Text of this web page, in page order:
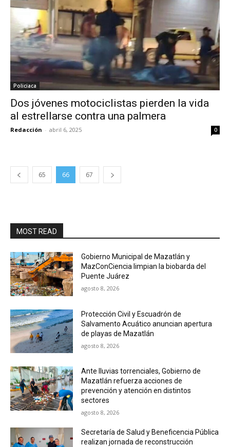
Policiaca
Dos jóvenes motociclistas pierden la vida
al estrellarse contra una palmera
Redacción - abril 6, 2025 0
65 66 67
MOST READ
Gobierno Municipal de Mazatlán y
MazConCiencia limpian la biobarda del
Puente Juárez
agosto 8, 2026
Protección Civil y Escuadrón de
Salvamento Acuático anuncian apertura
de playas de Mazatlán
agosto 8, 2026
Ante lluvias torrenciales, Gobierno de
Mazatlán refuerza acciones de
prevención y atención en distintos
sectores
agosto 8, 2026
Secretaría de Salud y Beneficencia Pública
realizan jornada de reconstrucción